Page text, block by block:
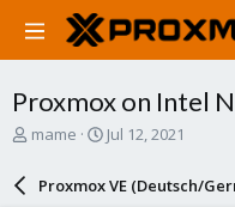
Proxmox on Intel
T
mame
S
a
Jul 12, 2021
Proxmox VE (Deutsch/